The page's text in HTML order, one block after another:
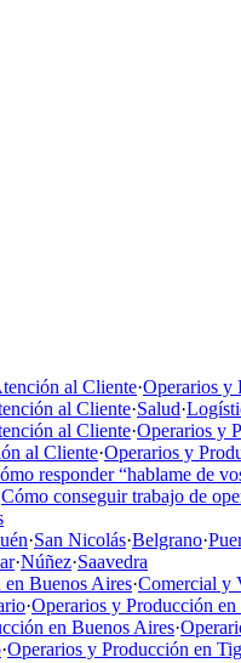
al Cliente·Operarios y
al Cliente·Salud·
al Cliente·Operarios y
al Cliente·Operarios y
responder “hablame de
Cómo conseguir trabajo de
·San Nicolás·Belgrano·
·Núñez·Saavedra
Buenos Aires·Comercial y
·Operarios y Producción en
en Buenos Aires·
·Operarios y Producción en